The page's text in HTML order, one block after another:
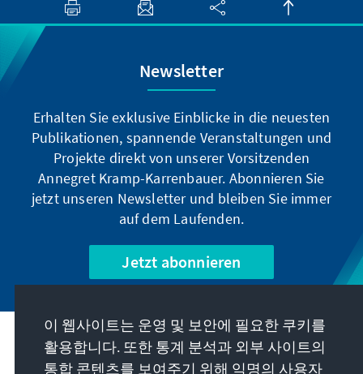
Newsletter
Erhalten Sie exklusive Einblicke in die neuesten
Publikationen, spannende Veranstaltungen und
Projekte direkt von unserer Vorsitzenden
Annegret Kramp-Karrenbauer. Abonnieren Sie
jetzt unseren Newsletter und bleiben Sie immer
auf dem Laufenden.
Jetzt abonnieren
우리의 과제
이 웹사이트는 운영 및 보안에 필요한 쿠키를
활용합니다. 또한 통계 분석과 외부 사이트의
통합 콘텐츠를 보여주기 위해 익명의 사용자